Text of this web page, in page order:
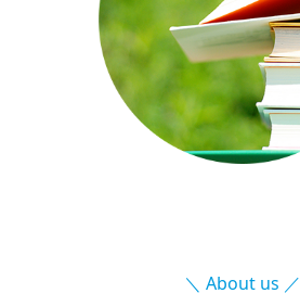
＼ About us ／